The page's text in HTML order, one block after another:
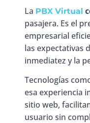
La PBX Virtual
pasajera. Es el
empresarial
las expectativas
inmediatez y la
Tecnologías
esa experiencia
sitio web,
usuario sin